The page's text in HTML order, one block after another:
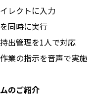
レクトに入力
同時に実行
出管理を1人で対応
業の指示を音声で実施
のご紹介